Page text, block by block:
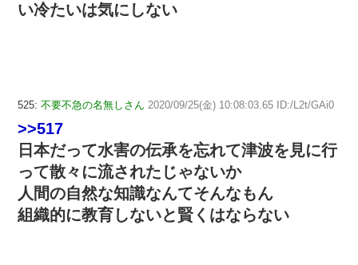
い冷たいは気にしない
525: 不要不急の名無しさん 2020/09/25(金) 10:08:03.65 ID:/L2t/GAi0
>>517
日本だって水害の伝承を忘れて津波を見に行
って散々に流されたじゃないか
人間の自然な知識なんてそんなもん
組織的に教育しないと賢くはならない